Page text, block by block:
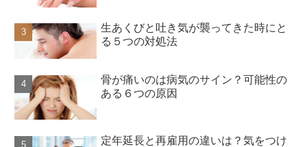
生あくびと吐き気が襲ってきた時にと
る５つの対処法
骨が痛いのは病気のサイン？可能性の
ある６つの原因
定年延長と再雇用の違いは？気をつけ